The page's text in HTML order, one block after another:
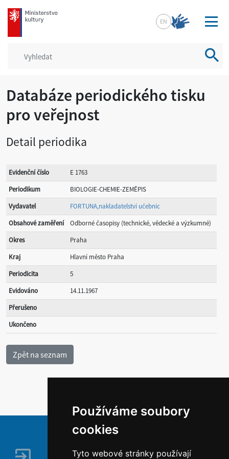
Používáme soubory
cookies
Tyto webové stránky používají
mkcr.cz
EN
Databáze periodického tisku
pro veřejnost
Detail periodika
Evidenční číslo
E 1763
Periodikum
BIOLOGIE-CHEMIE-ZEMĚPIS
Vydavatel
FORTUNA,nakladatelství učebnic
Obsahové zaměření
Odborné časopisy (technické, vědecké a výzkumné)
Okres
Praha
Kraj
Hlavní město Praha
Periodicita
5
Evidováno
14.11.1967
Přerušeno
Ukončeno